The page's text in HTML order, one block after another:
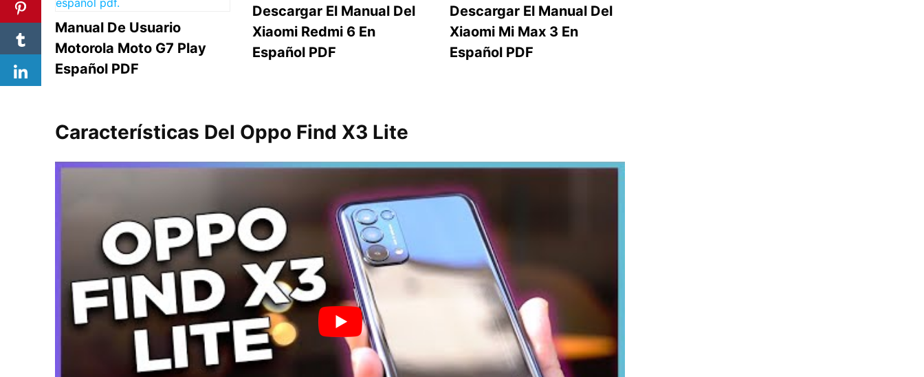
Manual De Usuario
Motorola Moto G7 Play
Español PDF
Descargar El Manual Del
Xiaomi Redmi 6 En
Español PDF
Descargar El Manual Del
Xiaomi Mi Max 3 En
Español PDF
Características Del Oppo Find X3 Lite